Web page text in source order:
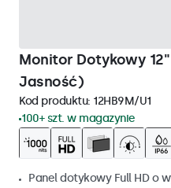
Monitor Dotykowy
Jasność)
Kod produktu: 12HB9M/U1
100+ szt. w magazynie
Panel dotykowy Full HD o